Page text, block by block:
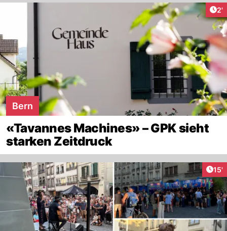
2'
Bern
«Tavannes Machines» – GPK sieht
starken Zeitdruck
15'